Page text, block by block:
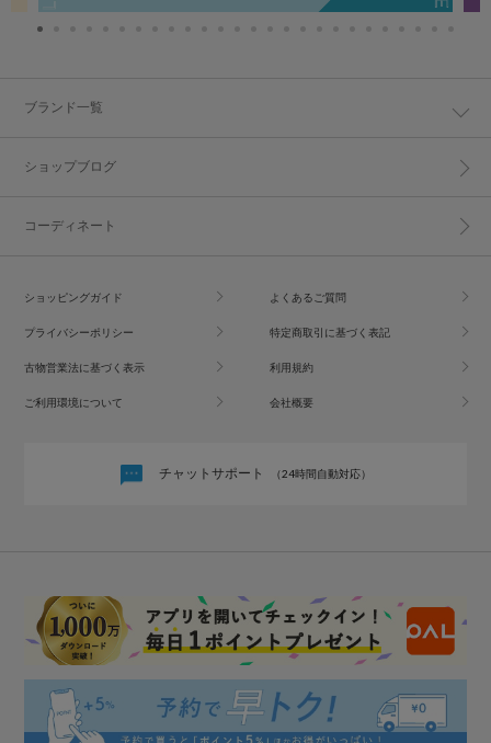
ブランド一覧
ショップブログ
コーディネート
ショッピングガイド よくあるご質問
プライバシーポリシー 特定商取引に基づく表記
古物営業法に基づく表示 利用規約
ご利用環境について 会社概要
チャットサポート （24時間自動対応）